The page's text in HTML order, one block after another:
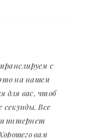
с
это на нашем
для вас, чтоб
Все
интернет
вам